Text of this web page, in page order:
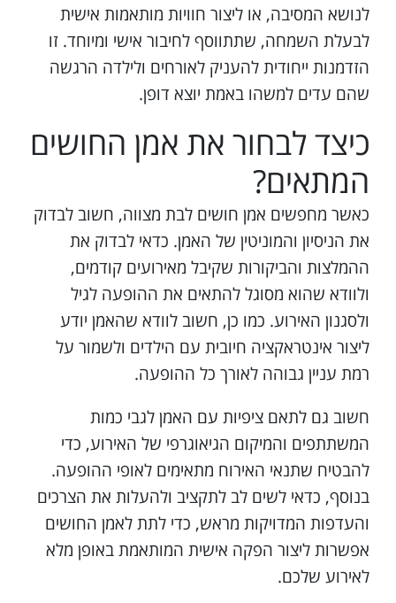
לנושא המסיבה, או ליצור חוויות מותאמות אישית
לבעלת השמחה, שתתווסף לחיבור אישי ומיוחד. זו
הזדמנות ייחודית להעניק לאורחים ולילדה הרגשה
שהם עדים למשהו באמת יוצא דופן.
כיצד לבחור את אמן החושים
המתאים?
כאשר מחפשים אמן חושים לבת מצווה, חשוב לבדוק
את הניסיון והמוניטין של האמן. כדאי לבדוק את
ההמלצות והביקורות שקיבל מאירועים קודמים,
ולוודא שהוא מסוגל להתאים את ההופעה לגיל
ולסגנון האירוע. כמו כן, חשוב לוודא שהאמן יודע
ליצור אינטראקציה חיובית עם הילדים ולשמור על
רמת עניין גבוהה לאורך כל ההופעה.
חשוב גם לתאם ציפיות עם האמן לגבי כמות
המשתתפים והמיקום הגיאוגרפי של האירוע, כדי
להבטיח שתנאי האירוח מתאימים לאופי ההופעה.
בנוסף, כדאי לשים לב לתקציב ולהעלות את הצרכים
והעדפות המדויקות מראש, כדי לתת לאמן החושים
אפשרות ליצור הפקה אישית המותאמת באופן מלא
לאירוע שלכם.